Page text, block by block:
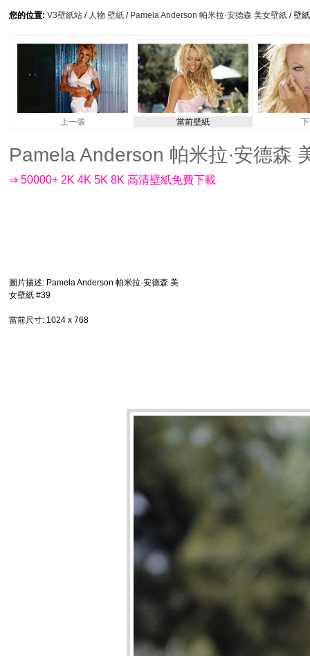
您的位置: V3壁紙站 / 人物 壁紙 / Pamela Anderson 帕米拉·安德森 美女壁紙 / 壁
上一張 當前壁紙
Pamela Anderson 帕米拉·安德森
⇒ 50000+ 2K 4K 5K 8K 高清壁紙免費下載
圖片描述: Pamela Anderson 帕米拉·安德森 美
女壁紙 #39
當前尺寸: 1024 x 768